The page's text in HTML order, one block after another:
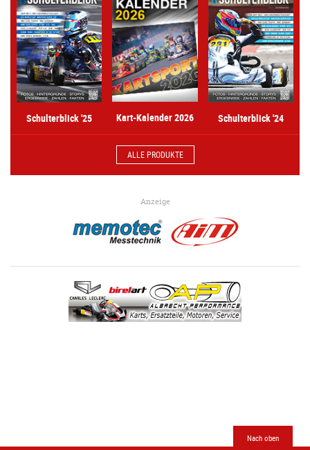
Schulterblick '25 Kart-Kalender 2026 Schulterblick '24
ALLE PRODUKTE
Anzeige
Nach oben